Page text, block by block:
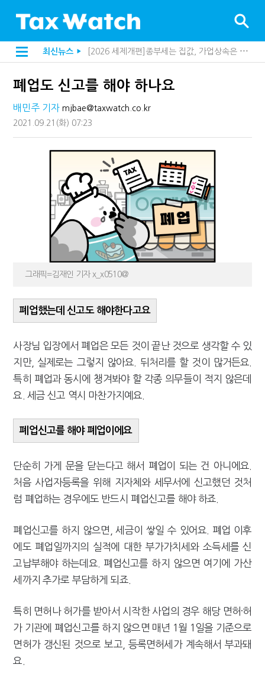
최신뉴스 ▶
[2026 세제개편]종부세는 집값, 가업상속은 기술…납세자가 꼭 볼 5가지
해외 안 갔는데 긁힌 신용카드…관세청이 몇분 만에 찾아낸 비결은?
반도체·AI로봇 국내 생산땐 세금 깎아준다
폐업도 신고를 해야 하나요
배민주 기자 mjbae@taxwatch.co.kr
2021.09.21 (화) 07:23
그래픽=김재인 기자 x_x0510@
폐업했는데 신고도 해야한다고요
사장님 입장에서 폐업은 모든 것이 끝난 것으로 생각할 수 있
지만, 실제로는 그렇지 않아요. 뒤처리를 할 것이 많거든요.
특히 폐업과 동시에 챙겨봐야 할 각종 의무들이 적지 않은데
요. 세금 신고 역시 마찬가지예요.
폐업신고를 해야 폐업이에요
단순히 가게 문을 닫는다고 해서 폐업이 되는 건 아니에요.
처음 사업자등록을 위해 지자체와 세무서에 신고했던 것처
럼 폐업하는 경우에도 반드시 폐업신고를 해야 하죠.
폐업신고를 하지 않으면, 세금이 쌓일 수 있어요. 폐업 이후
에도 폐업일까지의 실적에 대한 부가가치세와 소득세를 신
고납부해야 하는데요. 폐업신고를 하지 않으면 여기에 가산
세까지 추가로 부담하게 되죠.
특히 면허나 허가를 받아서 시작한 사업의 경우 해당 면허·허
가 기관에 폐업신고를 하지 않으면 매년 1월 1일을 기준으로
면허가 갱신된 것으로 보고, 등록면허세가 계속해서 부과돼
요.